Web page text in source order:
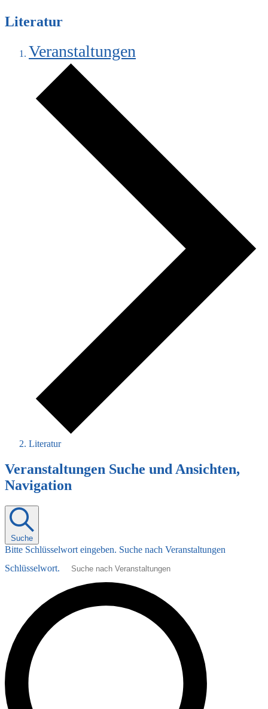
Literatur
Veranstaltungen
Literatur
Veranstaltungen
Veranstaltungen Suche und Ansichten,
Navigation
Suche
Bitte Schlüsselwort eingeben. Suche nach Veranstaltungen
Schlüsselwort.